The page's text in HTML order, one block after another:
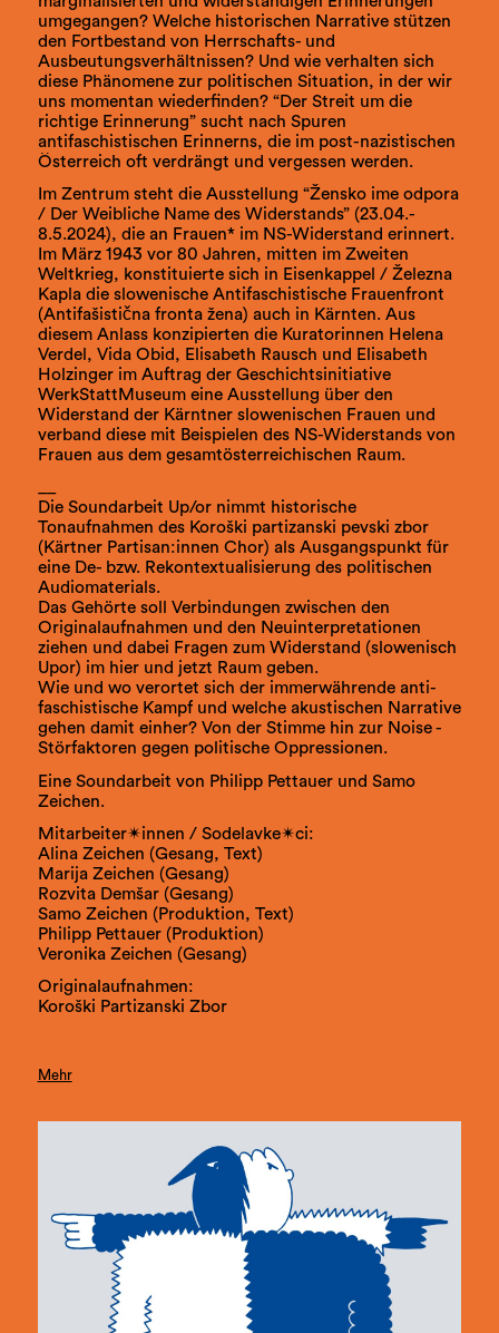
umgegangen? Welche historischen Narrative stützen
den Fortbestand von Herrschafts- und
Ausbeutungsverhältnissen? Und wie verhalten sich
diese Phänomene zur politischen Situation, in der wir
uns momentan wiederfinden? “Der Streit um die
richtige Erinnerung” sucht nach Spuren
antifaschistischen Erinnerns, die im post-nazistischen
Österreich oft verdrängt und vergessen werden.
Im Zentrum steht die Ausstellung “Žensko ime odpora
/ Der Weibliche Name des Widerstands” (23.04.-
8.5.2024), die an Frauen* im NS-Widerstand erinnert.
Im März 1943 vor 80 Jahren, mitten im Zweiten
Weltkrieg, konstituierte sich in Eisenkappel / Železna
Kapla die slowenische Antifaschistische Frauenfront
(Antifašistična fronta žena) auch in Kärnten. Aus
diesem Anlass konzipierten die Kuratorinnen Helena
Verdel, Vida Obid, Elisabeth Rausch und Elisabeth
Holzinger im Auftrag der Geschichtsinitiative
WerkStattMuseum eine Ausstellung über den
Widerstand der Kärntner slowenischen Frauen und
verband diese mit Beispielen des NS-Widerstands von
Frauen aus dem gesamtösterreichischen Raum.
Die Soundarbeit Up/or nimmt historische
Tonaufnahmen des Koroški partizanski pevski zbor
(Kärtner Partisan:innen Chor) als Ausgangspunkt für
eine De- bzw. Rekontextualisierung des politischen
Audiomaterials.
Das Gehörte soll Verbindungen zwischen den
Originalaufnahmen und den Neuinterpretationen
ziehen und dabei Fragen zum Widerstand (slowenisch
Upor) im hier und jetzt Raum geben.
Wie und wo verortet sich der immerwährende anti-
faschistische Kampf und welche akustischen Narrative
gehen damit einher? Von der Stimme hin zur Noise -
Störfaktoren gegen politische Oppressionen.
Eine Soundarbeit von Philipp Pettauer und Samo
Zeichen.
Mitarbeiter✴innen / Sodelavke✴ci:
Alina Zeichen (Gesang, Text)
Marija Zeichen (Gesang)
Rozvita Demšar (Gesang)
Samo Zeichen (Produktion, Text)
Philipp Pettauer (Produktion)
Veronika Zeichen (Gesang)
Originalaufnahmen:
Koroški Partizanski Zbor
Mehr